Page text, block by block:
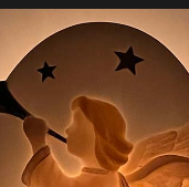
360° и вечным
идеально подходит
и украшений, сочетая
и усиливая